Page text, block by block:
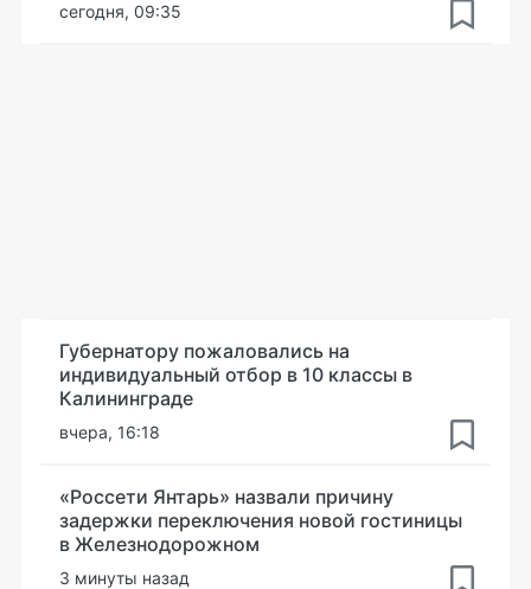
сегодня, 09:35
Губернатору пожаловались на
индивидуальный отбор в 10 классы в
Калининграде
вчера, 16:18
«Россети Янтарь» назвали причину
задержки переключения новой гостиницы
в Железнодорожном
3 минуты назад